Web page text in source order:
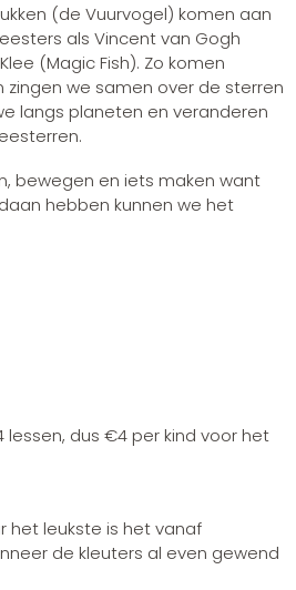
(de Vuurvogel) komen aan
als Vincent van Gogh
(Magic Fish). Zo komen
zingen we samen over de sterren
langs planeten en veranderen
bewegen en iets maken want
hebben kunnen we het
lessen, dus €4 per kind voor het
het leukste is het vanaf
de kleuters al even gewend